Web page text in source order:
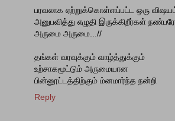
பரவலாக ஏற்றுக்கொள்ளப்பட்ட ஒரு
அனுபவித்து எழுதி இருக்கிறீர்கள்
அருமை அருமை...//
தங்கள் வரவுக்கும் வாழ்த்துக்கும்
உற்சாகமூட்டும் அருமையான
பின்னூட்டத்திற்கும் ம்னமார்ந்த நன்றி
Reply